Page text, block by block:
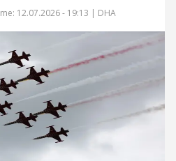
12.07.2026 - 19:13 | DHA